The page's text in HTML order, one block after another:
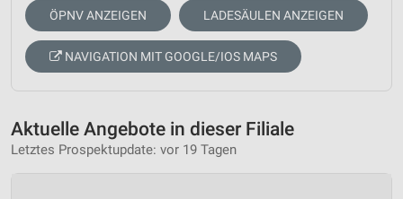
ÖPNV ANZEIGEN LADESÄULEN ANZEIGEN
NAVIGATION MIT GOOGLE/IOS MAPS
Aktuelle Angebote in dieser Filiale
Letztes Prospektupdate: vor 19 Tagen